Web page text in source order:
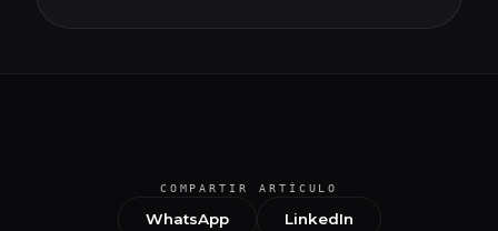
COMPARTIR ARTÍCULO
WhatsApp LinkedIn